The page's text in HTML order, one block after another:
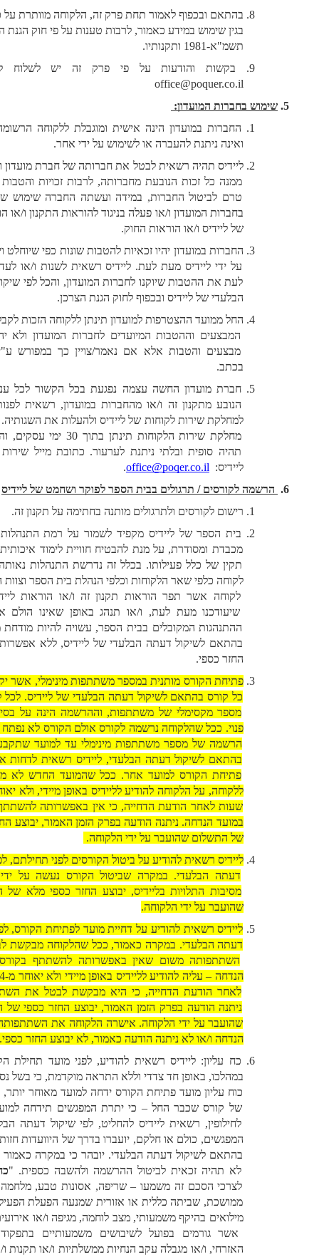
בגין שימוש במידע כאמור, לרבות טענות על פי חוק הגנת הפרטיות,
בקשות והודעות על פי פרק זה יש לשלוח לכתובת:
office@poquer.co.il
שימוש בחברות המועדון:
החברות במועדון הינה אישית ומוגבלת ללקוחה הרשומה בלבד,
ואינה ניתנת להעברה או לשימוש על ידי אחר.
ליידיס תהיה רשאית לבטל את חברותה של חברת מועדון ולהפקיע
ממנה כל זכות הנובעת מחברותה, לרבות זכויות והטבות שנצברו
טרם לביטול החברות, במידה ועשתה החברה שימוש שלא כדין
בחברות המועדון ו/או פעלה בניגוד להוראות התקנון ו/או הוראותיה
של ליידיס ו/או הוראות החוק.
החברות במועדון יהיו זכאיות להטבות שונות כפי שיוחלט ויתפרסם
על ידי ליידיס מעת לעת. ליידיס רשאית לשנות ו/או לעדכן מעת
לעת את ההטבות שיוקנו לחברות המועדון, והכל לפי שיקול דעתה
הבלעדי של ליידיס ובכפוף לחוק הגנת הצרכן.
החל ממועד ההצטרפות למועדון תינתן ללקוחה הזכות לקבל את כל
המבצעים וההטבות המיועדים לחברות המועדון ולא יהיה כפל
מבצעים והטבות אלא אם נאמר/צויין כך במפורש ע"י ליידיס
חברת מועדון החשה עצמה נפגעת בכל הקשור לכל עניין אחר
הנובע מתקנון זה ו/או מהחברות במועדון, רשאית לפנות בכתב
למחלקת שירות לקוחות של ליידיס ולהעלות את השגותיה. החלטת
מחלקת שירות הלקוחות תינתן בתוך 30 ימי עסקים, והחלטתה
תהיה סופית ובלתי ניתנת לערעור. כתובת מייל שירות לקוחות
office@poqer.co.il
.
הרשמה לקורסים / תרגולים בבית הספר לפוקר ושחמט של ליידיס
רישום לקורסים ולתרגולים מותנה בחתימה על תקנון זה.
בית הספר של ליידיס מקפיד לשמור על רמת התנהלות תקינה,
מכבדת ומסודרת, על מנת להבטיח חוויית לימוד איכותית ותפעול
תקין של כלל פעילותו. בכלל זה נדרשת התנהלות נאותה של כל
לקוחה כלפי שאר הלקוחות וכלפי הנהלת בית הספר וצוות ההוראה.
לקוחה אשר תפר הוראות תקנון זה ו/או הוראות ליידיס, כפי
שיעודכנו מעת לעת, ו/או תנהג באופן שאינו הולם את כללי
ההתנהגות המקובלים בבית הספר, עשויה להיות מודחת מהקורס
בהתאם לשיקול דעתה הבלעדי של ליידיס, ללא אפשרות לקבלת
החזר כספי.
פתיחת הקורס מותנית במספר משתתפות מינימלי, אשר יקבע לגבי
כל קורס בהתאם לשיקול דעתה הבלעדי של ליידיס. לכל קורס יש
מספר מקסימלי של משתתפות, וההרשמה הינה על בסיס מקום
פנוי. ככל שהלקוחה נרשמה לקורס אולם הקורס לא נפתח בהיעדר
הרשמה של מספר משתתפות מינימלי עד למועד שתקבע ליידיס
בהתאם לשיקול דעתה הבלעדי, ליידיס רשאית לדחות את מועד
פתיחת הקורס למועד אחר. ככל שהמועד החדש לא מתאפשר
ללקוחה, על הלקוחה להודיע לליידיס באופן מיידי, ולא יאוחר מ-24
שעות לאחר הודעת הדחייה, כי אין באפשרותה להשתתף בקורס
במועד הנדחה. ניתנה הודעה בפרק הזמן האמור, יבוצע החזר כספי
של התשלום שהועבר על ידי הלקוחה.
ליידיס רשאית להודיע על ביטול הקורסים לפני תחילתם, לפי שיקול
דעתה הבלעדי. במקרה שביטול הקורס נעשה על ידי ליידיס,
שהועבר על ידי הלקוחה.
ליידיס רשאית להודיע על דחיית מועד לפתיחת הקורס, לפי שיקול
דעתה הבלעדי. במקרה כאמור, ככל שהלקוחה מבקשת לבטל את
השתתפותה משום שאין באפשרותה להשתתף בקורס במועד
הנדחה – עליה להודיע לליידיס באופן מיידי ולא יאוחר מ-24 שעות
לאחר הודעת הדחייה, כי היא מבקשת לבטל את השתתפותה.
שהועבר על ידי הלקוחה. אישרה הלקוחה את השתתפותה המועד
הנדחה ו/או לא ניתנה הודעה כאמור, לא יבוצע החזר כספי.
כח עליון: ליידיס רשאית להודיע, לפני מועד תחילת הקורס או
במהלכו, באופן חד צדדי וללא התראה מוקדמת, כי בשל נסיבות של
כוח עליון מועד פתיחת הקורס ידחה למועד מאוחר יותר, ובמקרה
של קורס שכבר החל – כי יתרת המפגשים תידחה למועד אחר.
לחילופין, רשאית ליידיס להחליט, לפי שיקול דעתה הבלעדי, כי
המפגשים, כולם או חלקם, יועברו בדרך של היוועדות חזותית, הכל
בהתאם לשיקול דעתה הבלעדי. יובהר כי במקרה כאמור הלקוחה
לא תהיה זכאית לביטול ההרשמה ולהשבה כספית. "כח עליון "
לצרכי הסכם זה משמעו – שריפה, אסונות טבע, מלחמה, לחימה
ממושכת, שביתה כללית או אזורית שמנעה הפעלת הפעילות, גיוס
מילואים בהיקף משמעותי, מצב לוחמה, מגיפה ו/או אירועים דומים
אשר גורמים בפועל לשיבושים משמעותיים בתפקוד המשק
האזרחי, ו/או מגבלה עקב הנחיות ממשלתיות ו/או תקנות ו/או צווים